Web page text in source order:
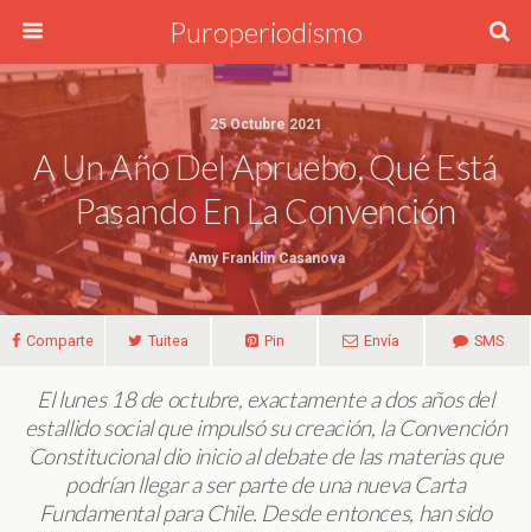
Puroperiodismo
25 Octubre 2021
A Un Año Del Apruebo, Qué Está
Pasando En La Convención
Amy Franklin Casanova
Comparte Tuitea Pin Envía SMS
El lunes 18 de octubre, exactamente a dos años del
estallido social que impulsó su creación, la Convención
Constitucional dio inicio al debate de las materias que
podrían llegar a ser parte de una nueva Carta
Fundamental para Chile. Desde entonces, han sido